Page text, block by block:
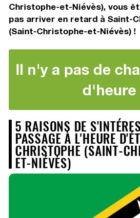
Christophe-et-Niévès), vous
pas arriver en retard à Saint-
(Saint-Christophe-et-Niévès) !
Il n'y a pas de
d'heure
5 RAISONS DE
PASSAGE À L'HEURE
CHRISTOPHE (SAINT-
ET-NIÉVÈS)